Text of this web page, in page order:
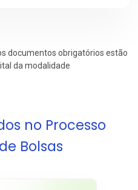
documentos obrigatórios estão
da modalidade
no Processo
Bolsas